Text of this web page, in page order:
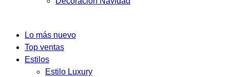
Lo más nuevo
Top ventas
Estilos
Estilo Luxury